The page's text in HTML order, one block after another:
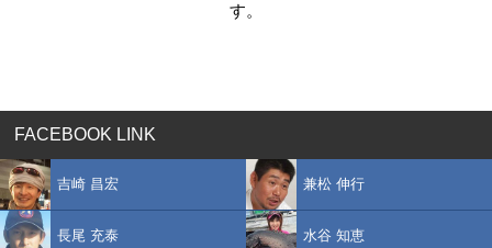
す。
FACEBOOK LINK
吉崎 昌宏 兼松 伸行
長尾 充泰 水谷 知恵